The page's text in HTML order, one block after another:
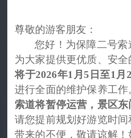
尊敬的游客朋友：
您好！为保障二号索
为大家提供更优质、安
将于2026年1月5日至1月
进行全面的维护保养工作
索道将暂停运营，景区东
请您提前规划好游览时
带来的不便，敬请谅解